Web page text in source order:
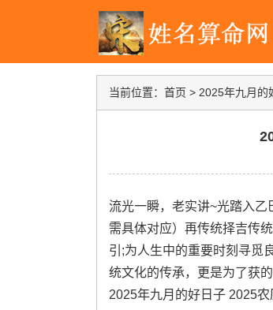
当前位置： 首页 > 2025年九月的
流光一瞬，老实讲~光踏入
需具体对应）再传统择吉传
引;为人生中的重要时刻寻觅
统文化的传承，更是为了获
2025年九月的好日子 2025